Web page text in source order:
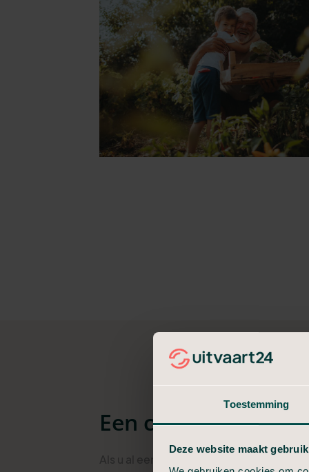
Toestemming
Deze website maakt
Een crematie op
Als u al een voorkeur heeft voor een